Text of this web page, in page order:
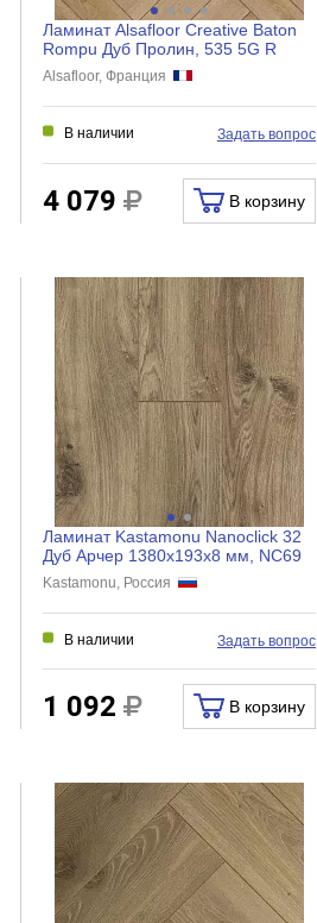
Ламинат Alsafloor Creative Baton
Rompu Дуб Пролин, 535 5G R
Alsafloor, Франция
В наличии Задать вопрос
4 079 В корзину
Ламинат Kastamonu Nanoclick 32
Дуб Арчер 1380х193х8 мм, NC69
Kastamonu, Россия
В наличии Задать вопрос
1 092 В корзину